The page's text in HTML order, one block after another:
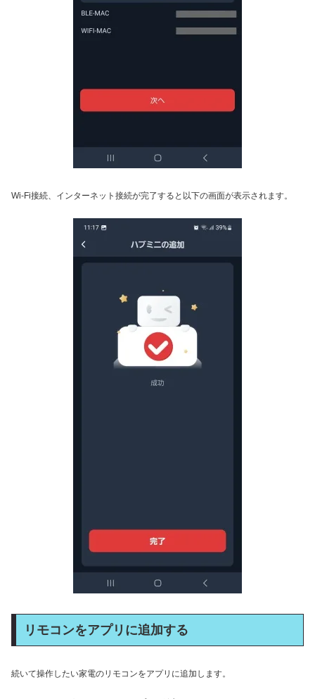
Wi-Fi接続、インターネット接続が完了すると以下の画面が表示されます。
リモコンをアプリに追加する
続いて操作したい家電のリモコンをアプリに追加します。